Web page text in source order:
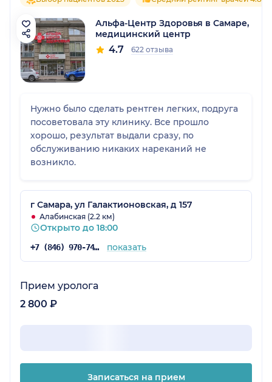
Альфа-Центр Здоровья в Самаре,
медицинский центр
4.7 622 отзыва
Нужно было сделать рентген легких, подруга
посоветовала эту клинику. Все прошло
хорошо, результат выдали сразу, по
обслуживанию никаких нареканий не
возникло.
г Самара, ул Галактионовская, д 157
Алабинская (2.2 км)
Открыто до 18:00
+7 (846) 970-74-07 показать
Прием уролога
2 800 ₽
Записаться на прием